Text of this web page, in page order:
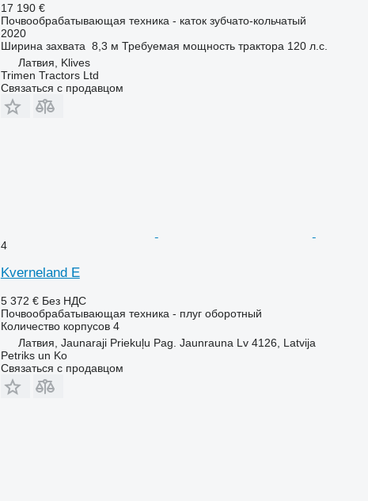
17 190 €
Почвообрабатывающая техника - каток зубчато-кольчатый
2020
Ширина захвата 8,3 м Требуемая мощность трактора 120 л.с.
Латвия, Klives
Trimen Tractors Ltd
Связаться с продавцом
4
Kverneland E
5 372 € Без НДС
Почвообрабатывающая техника - плуг оборотный
Количество корпусов 4
Латвия, Jaunaraji Priekuļu Pag. Jaunrauna Lv 4126, Latvija
Petriks un Ko
Связаться с продавцом